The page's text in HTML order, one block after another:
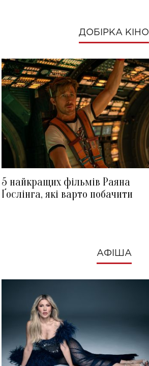
ДОБІРКА КІНО
5 найкращих фільмів Раяна
Ґослінга, які варто побачити
АФІША